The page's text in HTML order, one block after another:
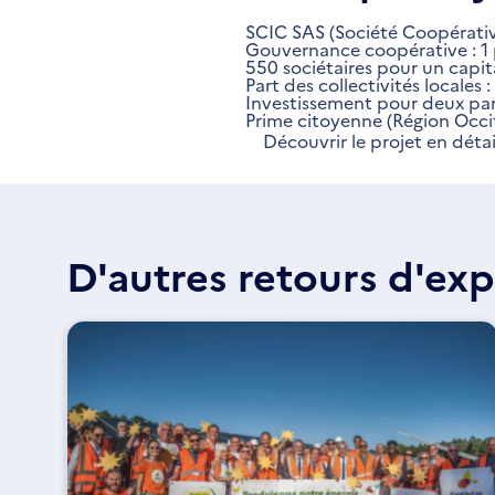
SCIC SAS (Société
Gouvernance coopérative : 1
550 sociétaires pour un
Part des collectivités locales :
Investissement pour deux
Prime citoyenne (Région
Découvrir le projet en
D'autres retours